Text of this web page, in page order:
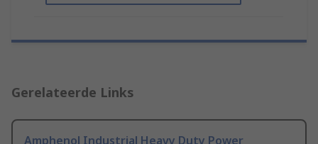
Gerelateerde Links
Amphenol Industrial Heavy Duty Power